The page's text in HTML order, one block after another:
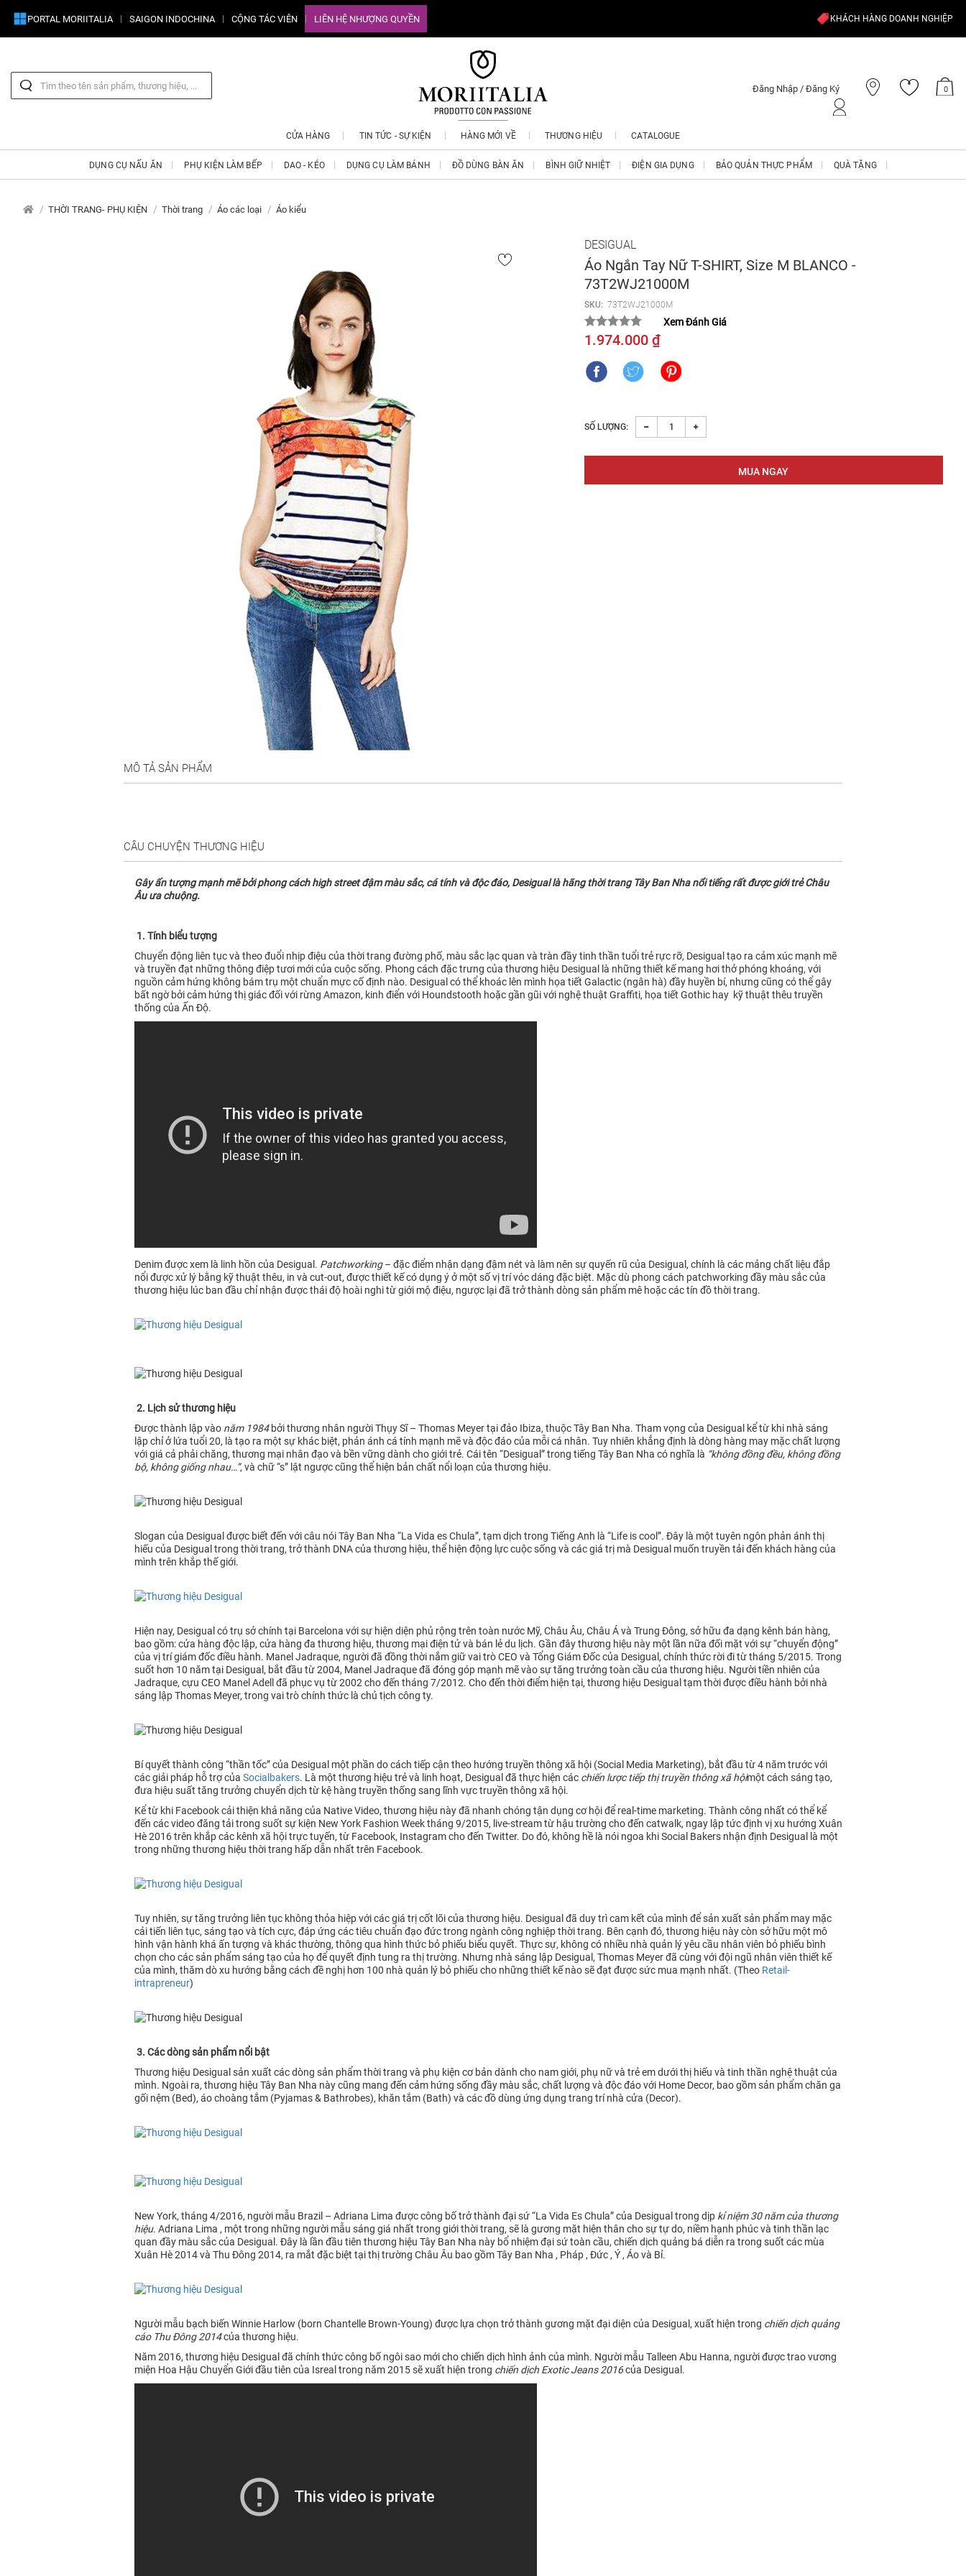
PORTAL MORIITALIA SAIGON INDOCHINA CỘNG TÁC VIÊN LIÊN HỆ NHƯỢNG QUYỀN KHÁCH HÀNG DOANH NGHIỆP
Đăng Nhập / Đăng Ký 0
CỬA HÀNG TIN TỨC - SỰ KIỆN HÀNG MỚI VỀ THƯƠNG HIỆU CATALOGUE
DỤNG CỤ NẤU ĂN PHỤ KIỆN LÀM BẾP DAO - KÉO DỤNG CỤ LÀM BÁNH ĐỒ DÙNG BÀN ĂN BÌNH GIỮ NHIỆT ĐIỆN GIA DỤNG BẢO QUẢN THỰC PHẨM QUÀ TẶNG
THỜI TRANG- PHỤ KIỆN Thời trang Áo các loại Áo kiểu
DESIGUAL
Áo Ngắn Tay Nữ T-SHIRT, Size M BLANCO -
73T2WJ21000M
SKU: 73T2WJ21000M
Xem Đánh Giá
1.974.000 ₫
SỐ LƯỢNG:
MÔ TẢ SẢN PHẨM
CÂU CHUYỆN THƯƠNG HIỆU
Gây ấn tượng mạnh mẽ bởi phong cách high street đậm màu sắc, cá tính và độc đáo, Desigual là hãng thời trang Tây Ban Nha nổi tiếng rất được giới trẻ Châu
Âu ưa chuộng.
1. Tính biểu tượng
Chuyển động liên tục và theo đuổi nhịp điệu của thời trang đường phố, màu sắc lạc quan và tràn đầy tinh thần tuổi trẻ rực rỡ, Desigual tạo ra cảm xúc mạnh mẽ
và truyền đạt những thông điệp tươi mới của cuộc sống. Phong cách đặc trưng của thương hiệu Desigual là những thiết kế mang hơi thở phóng khoáng, với
nguồn cảm hứng không bám trụ một chuẩn mực cố định nào. Desigual có thể khoác lên mình họa tiết Galactic (ngân hà) đầy huyền bí, nhưng cũng có thể gây
bất ngờ bởi cảm hứng thị giác đối với rừng Amazon, kinh điển với Houndstooth hoặc gần gũi với nghệ thuật Graffiti, họa tiết Gothic hay kỹ thuật thêu truyền
thống của Ấn Độ.
Denim được xem là linh hồn của Desigual. Patchworking– đặc điểm nhận dạng đậm nét và làm nên sự quyến rũ của Desigual, chính là các mảng chất liệu đắp
nổi được xử lý bằng kỹ thuật thêu, in và cut-out, được thiết kế có dụng ý ở một số vị trí vóc dáng đặc biệt. Mặc dù phong cách patchworking đầy màu sắc của
thương hiệu lúc ban đầu chỉ nhận được thái độ hoài nghi từ giới mộ điệu, ngược lại đã trở thành dòng sản phẩm mê hoặc các tín đồ thời trang.
2. Lịch sử thương hiệu
Được thành lập vào năm 1984bởi thương nhân người Thụy Sĩ – Thomas Meyer tại đảo Ibiza, thuộc Tây Ban Nha. Tham vọng của Desigual kể từ khi nhà sáng
lập chỉ ở lứa tuổi 20, là tạo ra một sự khác biệt, phản ánh cá tính mạnh mẽ và độc đáo của mỗi cá nhân. Tuy nhiên khẳng định là dòng hàng may mặc chất lượng
với giá cả phải chăng, thương mại nhân đạo và bền vững dành cho giới trẻ. Cái tên “Desigual” trong tiếng Tây Ban Nha có nghĩa là “không đồng đều, không đồng
bộ, không giống nhau…”, và chữ “s” lật ngược cũng thể hiện bản chất nổi loạn của thương hiệu.
Slogan của Desigual được biết đến với câu nói Tây Ban Nha “La Vida es Chula”, tạm dịch trong Tiếng Anh là “Life is cool”. Đây là một tuyên ngôn phản ánh thị
hiếu của Desigual trong thời trang, trở thành DNA của thương hiệu, thể hiện động lực cuộc sống và các giá trị mà Desigual muốn truyền tải đến khách hàng của
mình trên khắp thế giới.
Hiện nay, Desigual có trụ sở chính tại Barcelona với sự hiện diện phủ rộng trên toàn nước Mỹ, Châu Âu, Châu Á và Trung Đông, sở hữu đa dạng kênh bán hàng,
bao gồm: cửa hàng độc lập, cửa hàng đa thương hiệu, thương mại điện tử và bán lẻ du lịch. Gần đây thương hiệu này một lần nữa đối mặt với sự “chuyển động”
của vị trí giám đốc điều hành. Manel Jadraque, người đã đồng thời nắm giữ vai trò CEO và Tổng Giám Đốc của Desigual, chính thức rời đi từ tháng 5/2015. Trong
suốt hơn 10 năm tại Desigual, bắt đầu từ 2004, Manel Jadraque đã đóng góp mạnh mẽ vào sự tăng trưởng toàn cầu của thương hiệu. Người tiền nhiên của
Jadraque, cựu CEO Manel Adell đã phục vụ từ 2002 cho đến tháng 7/2012. Cho đến thời điểm hiện tại, thương hiệu Desigual tạm thời được điều hành bởi nhà
sáng lập Thomas Meyer, trong vai trò chính thức là chủ tịch công ty.
Bí quyết thành công “thần tốc” của Desigual một phần do cách tiếp cận theo hướng truyền thông xã hội (Social Media Marketing), bắt đầu từ 4 năm trước với
các giải pháp hỗ trợ của Socialbakers. Là một thương hiệu trẻ và linh hoạt, Desigual đã thực hiện các chiến lược tiếp thị truyền thông xã hộimột cách sáng tạo,
đưa hiệu suất tăng trưởng chuyển dịch từ kệ hàng truyền thống sang lĩnh vực truyền thông xã hội.
Kể từ khi Facebook cải thiện khả năng của Native Video, thương hiệu này đã nhanh chóng tận dụng cơ hội để real-time marketing. Thành công nhất có thể kể
đến các video đăng tải trong suốt sự kiện New York Fashion Week tháng 9/2015, live-stream từ hậu trường cho đến catwalk, ngay lập tức định vị xu hướng Xuân
Hè 2016 trên khắp các kênh xã hội trực tuyến, từ Facebook, Instagram cho đến Twitter. Do đó, không hề là nói ngoa khi Social Bakers nhận định Desigual là một
trong những thương hiệu thời trang hấp dẫn nhất trên Facebook.
Tuy nhiên, sự tăng trưởng liên tục không thỏa hiệp với các giá trị cốt lõi của thương hiệu. Desigual đã duy trì cam kết của mình để sản xuất sản phẩm may mặc
cải tiến liên tục, sáng tạo và tích cực, đáp ứng các tiêu chuẩn đạo đức trong ngành công nghiệp thời trang. Bên cạnh đó, thương hiệu này còn sở hữu một mô
hình vận hành khá ấn tượng và khác thường, thông qua hình thức bỏ phiếu biểu quyết. Thực sự, không có nhiều nhà quản lý yêu cầu nhân viên bỏ phiếu bình
chọn cho các sản phẩm sáng tạo của họ để quyết định tung ra thị trường. Nhưng nhà sáng lập Desigual, Thomas Meyer đã cùng với đội ngũ nhân viên thiết kế
của mình, thăm dò xu hướng bằng cách đề nghị hơn 100 nhà quản lý bỏ phiếu cho những thiết kế nào sẽ đạt được sức mua mạnh nhất. (Theo Retail-
intrapreneur)
3. Các dòng sản phẩm nổi bật
Thương hiệu Desigual sản xuất các dòng sản phẩm thời trang và phụ kiện cơ bản dành cho nam giới, phụ nữ và trẻ em dưới thị hiếu và tinh thần nghệ thuật của
mình. Ngoài ra, thương hiệu Tây Ban Nha này cũng mang đến cảm hứng sống đầy màu sắc, chất lượng và độc đáo với Home Decor, bao gồm sản phẩm chăn ga
gối nệm (Bed), áo choàng tắm (Pyjamas & Bathrobes), khăn tắm (Bath) và các đồ dùng ứng dụng trang trí nhà cửa (Decor).
New York, tháng 4/2016, người mẫu Brazil – Adriana Lima được công bố trở thành đại sứ “La Vida Es Chula” của Desigual trong dịp kỉ niệm 30 năm của thương
hiệu. Adriana Lima , một trong những người mẫu sáng giá nhất trong giới thời trang, sẽ là gương mặt hiện thân cho sự tự do, niềm hạnh phúc và tinh thần lạc
quan đầy màu sắc của Desigual. Đây là lần đầu tiên thương hiệu Tây Ban Nha này bổ nhiệm đại sứ toàn cầu, chiến dịch quảng bá diễn ra trong suốt các mùa
Xuân Hè 2014 và Thu Đông 2014, ra mắt đặc biệt tại thị trường Châu Âu bao gồm Tây Ban Nha , Pháp , Đức , Ý , Áo và Bỉ.
Người mẫu bạch biến Winnie Harlow (born Chantelle Brown-Young) được lựa chọn trở thành gương mặt đại diện của Desigual, xuất hiện trong chiến dịch quảng
cáo Thu Đông 2014của thương hiệu.
Năm 2016, thương hiệu Desigual đã chính thức công bố ngôi sao mới cho chiến dịch hình ảnh của mình. Người mẫu Talleen Abu Hanna, người được trao vương
miện Hoa Hậu Chuyển Giới đầu tiên của Isreal trong năm 2015 sẽ xuất hiện trong chiến dịch Exotic Jeans 2016của Desigual.